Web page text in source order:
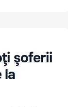
şoferii
la